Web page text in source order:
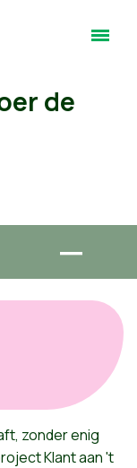
de
, zonderenig
Klantaan't